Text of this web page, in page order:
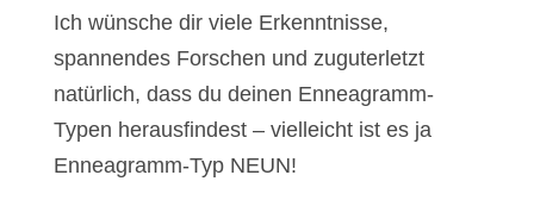
Ich wünsche dir viele Erkenntnisse,
spannendes Forschen und zuguterletzt
natürlich, dass du deinen Enneagramm-
Typen herausfindest – vielleicht ist es ja
Enneagramm-Typ NEUN!